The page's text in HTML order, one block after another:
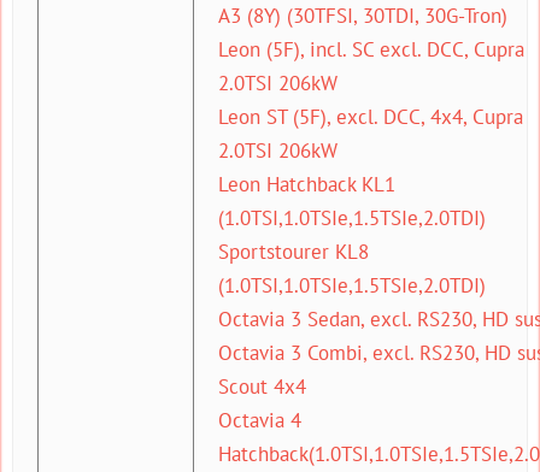
A3 (8Y) (30TFSI, 30TDI, 30G-Tron)
Leon (5F), incl. SC excl. DCC, Cupra
2.0TSI 206kW
Leon ST (5F), excl. DCC, 4x4, Cupra
2.0TSI 206kW
Leon Hatchback KL1
(1.0TSI,1.0TSIe,1.5TSIe,2.0TDI)
Sportstourer KL8
(1.0TSI,1.0TSIe,1.5TSIe,2.0TDI)
Octavia 3 Sedan, excl. RS230, HD
Octavia 3 Combi, excl. RS230, HD
Scout 4x4
Octavia 4